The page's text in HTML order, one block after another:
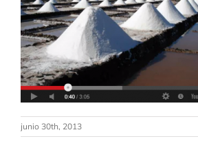
junio 30th, 2013